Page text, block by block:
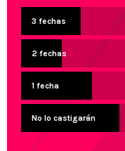
3 fechas
2 fechas
1 fecha
No lo castigarán